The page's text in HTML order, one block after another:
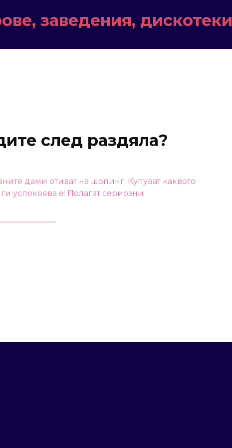
заведения, дискотеки
след раздяла?
дами отиват на шопинг. Купуват каквото
успокоява е: Полагат сериозни